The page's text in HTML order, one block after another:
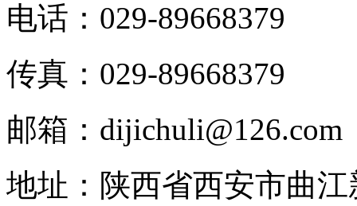
电话：029-89668379
传真：029-89668379
邮箱：dijichuli@126.com
地址：陕西省西安市曲